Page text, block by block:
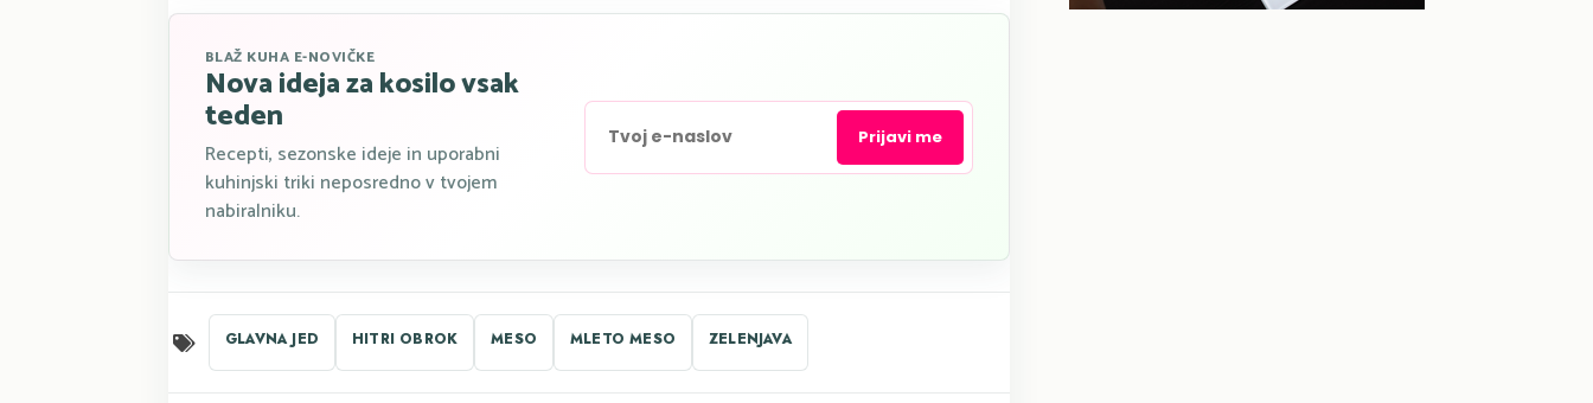
BLAŽ KUHA E-NOVIČKE
Nova ideja za kosilo vsak
teden
Recepti, sezonske ideje in uporabni
kuhinjski triki neposredno v tvojem
nabiralniku.
Prijavi me
GLAVNA JED HITRI OBROK MESO MLETO MESO ZELENJAVA